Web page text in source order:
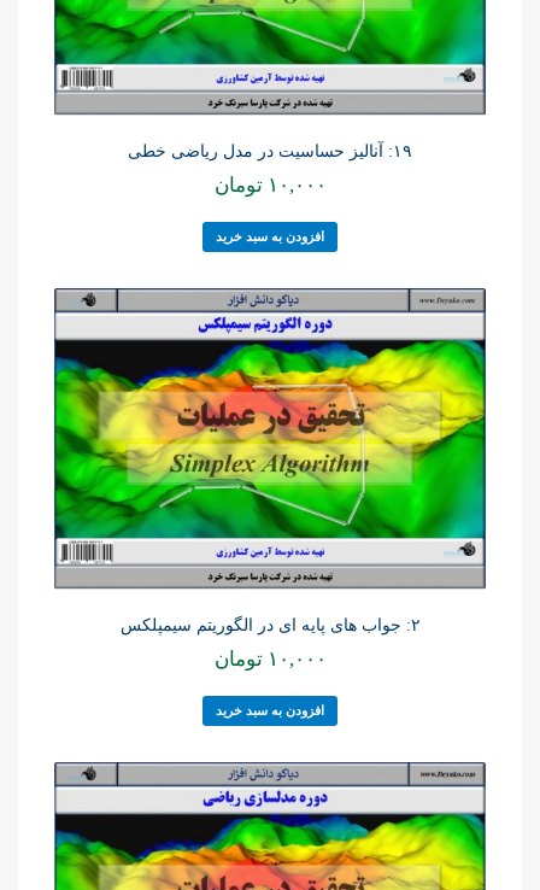
۱۹: آنالیز حساسیت در مدل ریاضی خطی
۱۰,۰۰۰ تومان
افزودن به سبد خرید
۲: جواب های پایه ای در الگوریتم سیمپلکس
۱۰,۰۰۰ تومان
افزودن به سبد خرید